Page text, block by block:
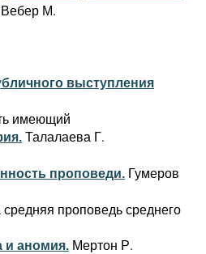
Вебер М.
выступления
имеющий
Талалаева Г.
проповеди. Гумеров
проповедь среднего
и аномия. Мертон Р.